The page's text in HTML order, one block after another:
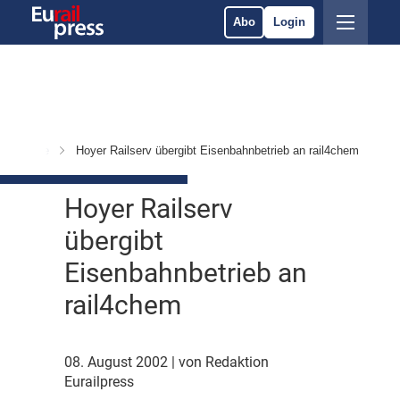
Abo Login
Hoyer Railserv übergibt Eisenbahnbetrieb an rail4chem
Hoyer Railserv
übergibt
Eisenbahnbetrieb an
rail4chem
08. August 2002
| von Redaktion
Eurailpress